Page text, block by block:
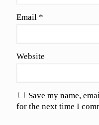
Email *
Website
Save my name,
for the next time I